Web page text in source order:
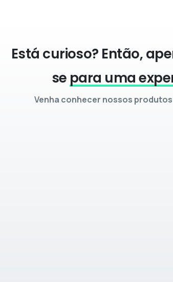
Está curioso? Então,
se para uma
Venha conhecer nossos